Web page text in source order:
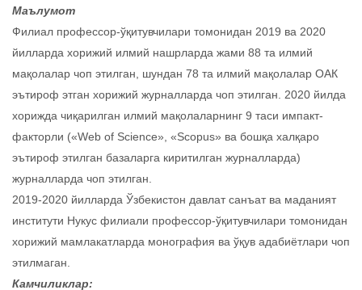
Маълумот
Филиал профессор-ўқитувчилари томонидан 2019 ва 2020
йилларда хорижий илмий нашрларда жами 88 та илмий
мақолалар чоп этилган, шундан 78 та илмий мақолалар ОАК
эътироф этган хорижий журналларда чоп этилган. 2020 йилда
хорижда чиқарилган илмий мақолаларнинг 9 таси импакт-
факторли («Web of Science», «Scopus» ва бошқа халқаро
эътироф этилган базаларга киритилган журналларда)
журналларда чоп этилган.
2019-2020 йилларда Ўзбекистон давлат санъат ва маданият
институти Нукус филиали профессор-ўқитувчилари томонидан
хорижий мамлакатларда монография ва ўқув адабиётлари чоп
этилмаган.
Камчиликлар: